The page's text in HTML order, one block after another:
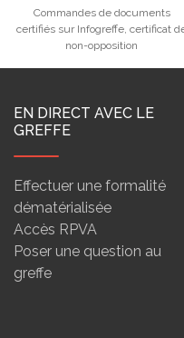
Commandes de documents
certifiés sur Infogreffe, certificat
non-opposition
EN DIRECT AVEC LE
GREFFE
Effectuer une formalité
dématérialisée
Accès RPVA
Poser une question au
greffe